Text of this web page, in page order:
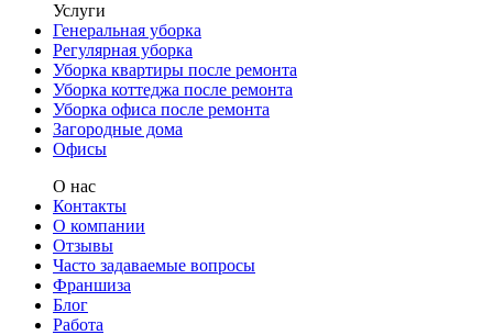
Услуги
Генеральная уборка
Регулярная уборка
Уборка квартиры после ремонта
Уборка коттеджа после ремонта
Уборка офиса после ремонта
Загородные дома
Офисы
О нас
Контакты
О компании
Отзывы
Часто задаваемые вопросы
Франшиза
Блог
Работа